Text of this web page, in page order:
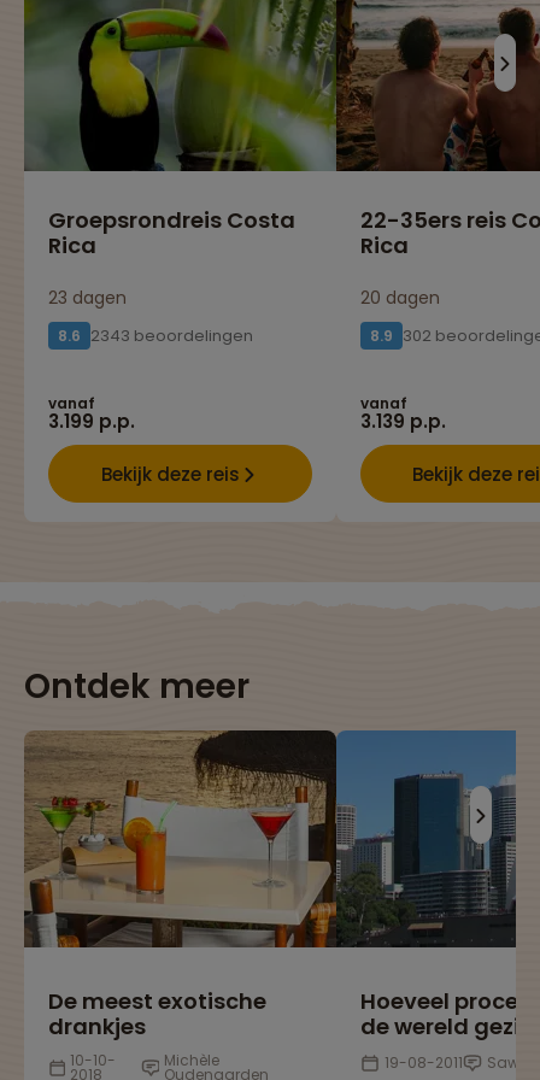
Groepsrondreis Costa
Rica
23 dagen
8.6 2343 beoordelingen
vanaf
3.199 p.p.
Bekijk deze reis
22-35ers reis
Rica
20 dagen
8.9 302
vanaf
3.139 p.p.
Bekijk deze
Ontdek meer
De meest exotische
drankjes
10-10-
2018
Michèle
Oudenaarden
Hoeveel
de wereld
19-08-2011